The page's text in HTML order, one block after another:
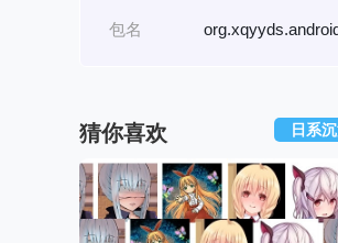
包名
猜你喜欢 日系